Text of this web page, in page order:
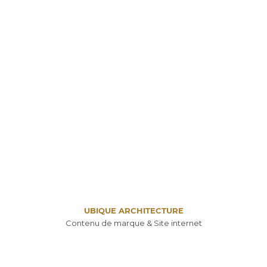
UBIQUE ARCHITECTURE
Contenu de marque & Site internet